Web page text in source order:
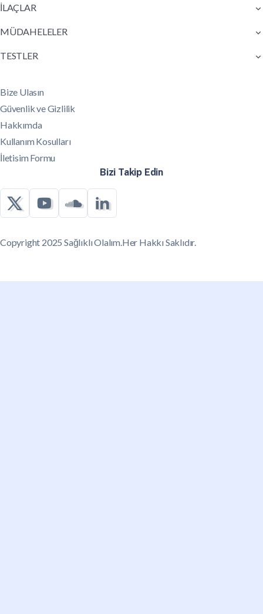
İLAÇLAR
MÜDAHELELER
TESTLER
Bize Ulasın
Güvenlik ve Gizlilik
Hakkımda
Kullanım Kosulları
İletisim Formu
Bizi Takip Edin
Copyright 2025 Sağlıklı Olalım.Her Hakkı Saklıdır.